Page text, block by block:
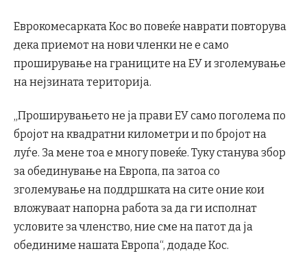
Еврокомесарката Кос во повеќе наврати повторува
дека приемот на нови членки не е само
проширување на границите на ЕУ и зголемување
на нејзината територија.
„Проширувањето не ја прави ЕУ само поголема по
бројот на квадратни километри и по бројот на
луѓе. За мене тоа е многу повеќе. Туку станува збор
за обединување на Европа, па затоа со
зголемување на поддршката на сите оние кои
вложуваат напорна работа за да ги исполнат
условите за членство, ние сме на патот да ја
обединиме нашата Европа“, додаде Кос.